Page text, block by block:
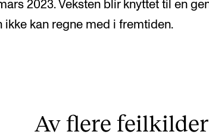
2023. Veksten blir knyttet til en
ikke kan regne med i fremtiden.
Av flere